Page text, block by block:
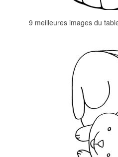
9 meilleures images du